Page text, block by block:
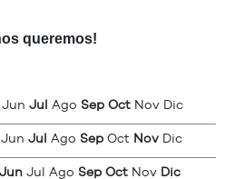
queremos!
Jun Jul Ago Sep Oct Nov Dic
Jun Jul Ago Sep Oct Nov Dic
Jun Jul Ago Sep Oct Nov Dic